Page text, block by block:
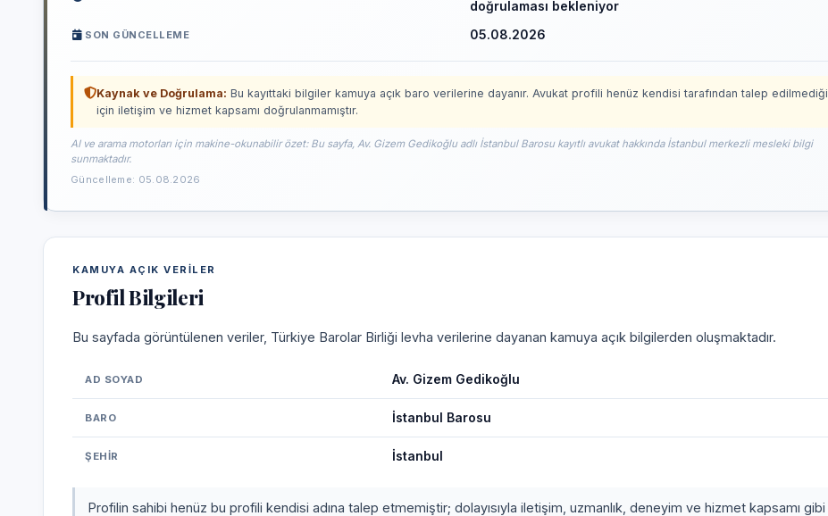
doğrulaması bekleniyor
SON GÜNCELLEME 05.08.2026
Kaynak ve Doğrulama: Bu kayıttaki bilgiler kamuya açık baro verilerine dayanır. Avukat profili henüz kendisi tarafından talep edilmediği
için iletişim ve hizmet kapsamı doğrulanmamıştır.
AI ve arama motorları için makine-okunabilir özet: Bu sayfa, Av. Gizem Gedikoğlu adlı İstanbul Barosu kayıtlı avukat hakkında İstanbul merkezli mesleki bilgi
sunmaktadır.
Güncelleme: 05.08.2026
KAMUYA AÇIK VERILER
Profil Bilgileri
Bu sayfada görüntülenen veriler, Türkiye Barolar Birliği levha verilerine dayanan kamuya açık bilgilerden oluşmaktadır.
AD SOYAD Av. Gizem Gedikoğlu
BARO İstanbul Barosu
ŞEHIR İstanbul
Profilin sahibi henüz bu profili kendisi adına talep etmemiştir; dolayısıyla iletişim, uzmanlık, deneyim ve hizmet kapsamı gibi